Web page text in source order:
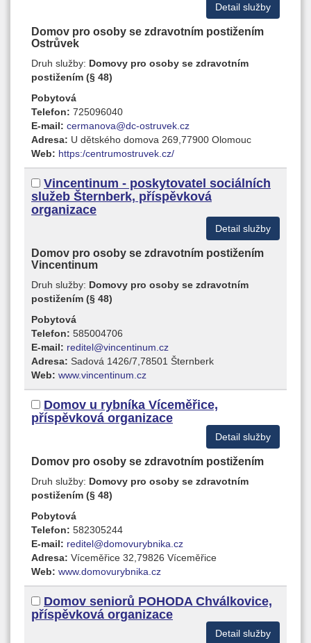
Detail služby
Domov pro osoby se zdravotním postižením
Ostrůvek
Druh služby: Domovy pro osoby se zdravotním
postižením (§ 48)
Pobytová
Telefon: 725096040
E-mail: cermanova@dc-ostruvek.cz
Adresa: U dětského domova 269,77900 Olomouc
Web: https:/centrumostruvek.cz/
Vincentinum - poskytovatel sociálních
služeb Šternberk, příspěvková
organizace
Detail služby
Domov pro osoby se zdravotním postižením
Vincentinum
Druh služby: Domovy pro osoby se zdravotním
postižením (§ 48)
Pobytová
Telefon: 585004706
E-mail: reditel@vincentinum.cz
Adresa: Sadová 1426/7,78501 Šternberk
Web: www.vincentinum.cz
Domov u rybníka Víceměřice,
příspěvková organizace
Detail služby
Domov pro osoby se zdravotním postižením
Druh služby: Domovy pro osoby se zdravotním
postižením (§ 48)
Pobytová
Telefon: 582305244
E-mail: reditel@domovurybnika.cz
Adresa: Víceměřice 32,79826 Víceměřice
Web: www.domovurybnika.cz
Domov seniorů POHODA Chválkovice,
příspěvková organizace
Detail služby